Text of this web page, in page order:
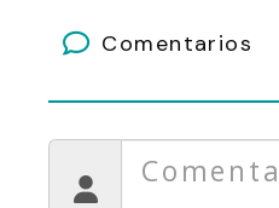
Comentarios